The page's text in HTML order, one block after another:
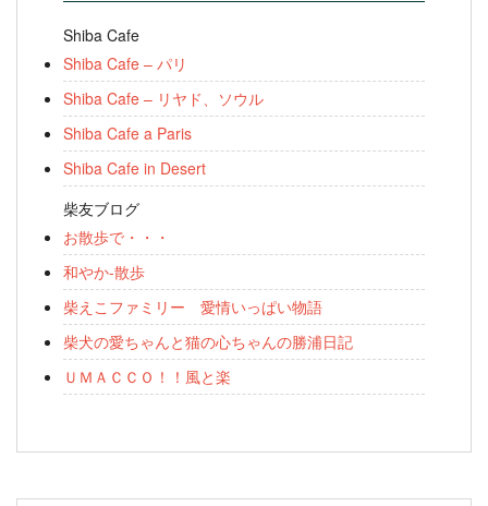
Shiba Cafe
Shiba Cafe – パリ
Shiba Cafe – リヤド、ソウル
Shiba Cafe a Paris
Shiba Cafe in Desert
柴友ブログ
お散歩で・・・
和やか-散歩
柴えこファミリー 愛情いっぱい物語
柴犬の愛ちゃんと猫の心ちゃんの勝浦日記
ＵＭＡＣＣＯ！！風と楽